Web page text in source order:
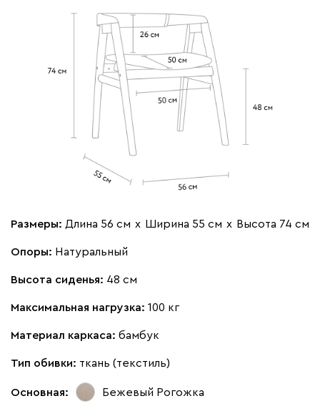
Размеры: Длина 56 см х Ширина 55 см х Высота 74 см
Опоры: Натуральный
Высота сиденья: 48 см
Максимальная нагрузка: 100 кг
Материал каркаса: бамбук
Тип обивки: ткань (текстиль)
Основная: Бежевый Рогожка